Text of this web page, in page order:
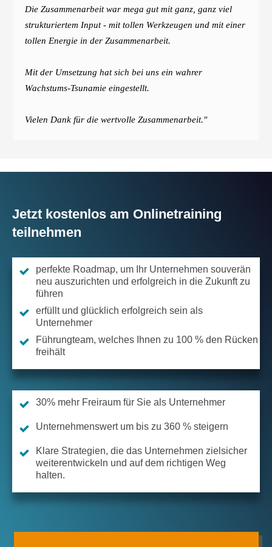
Die Zusammenarbeit war mega gut mit ganz, ganz viel
strukturiertem Input - mit tollen Werkzeugen und mit einer
tollen Energie in der Zusammenarbeit.
Mit der Umsetzung hat sich bei uns ein wahrer
Wachstums-Tsunamie eingestellt.
Vielen Dank für die wertvolle Zusammenarbeit."
Jetzt kostenlos am Onlinetraining
teilnehmen
perfekte Roadmap, um Ihr Unternehmen souverän
neu auszurichten und erfolgreich in die Zukunft zu
führen
erfüllt und glücklich erfolgreich sein als
Unternehmer
Führungteam, welches Ihnen zu 100 % den Rücken
freihält
30% mehr Freiraum für Sie als Unternehmer
Unternehmenswert um bis zu 360 % steigern
Klare Strategien, die das Unternehmen zielsicher
weiterentwickeln und auf dem richtigen Weg
halten.